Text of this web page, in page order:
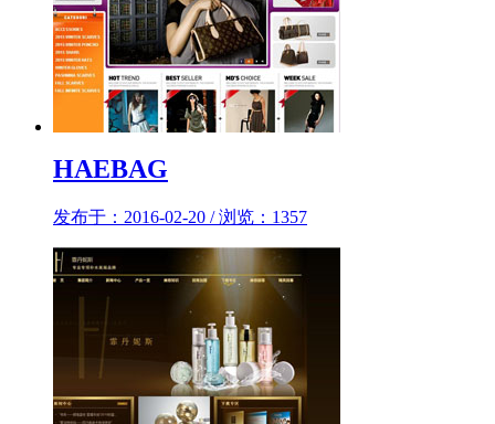
HAEBAG
发布于：2016-02-20 / 浏览：1357